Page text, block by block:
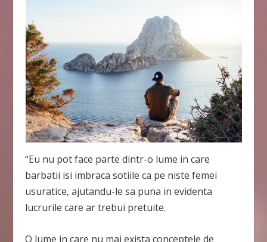
“Eu nu pot face parte dintr-o lume in care
barbatii isi imbraca sotiile ca pe niste femei
usuratice, ajutandu-le sa puna in evidenta
lucrurile care ar trebui pretuite.
O lume in care nu mai exista conceptele de